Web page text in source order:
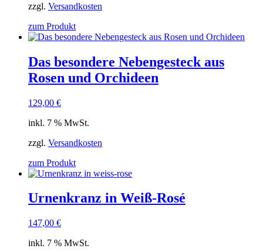
zzgl. Versandkosten
zum Produkt
Das besondere Nebengesteck aus
Rosen und Orchideen
129,00 €
inkl. 7 % MwSt.
zzgl. Versandkosten
zum Produkt
Urnenkranz in Weiß-Rosé
147,00 €
inkl. 7 % MwSt.